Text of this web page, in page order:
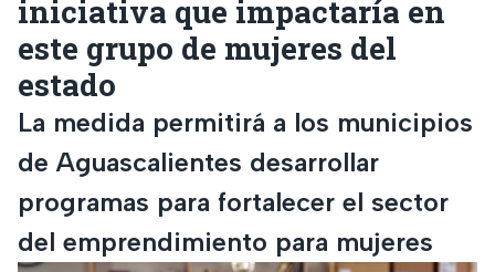
iniciativa que impactaría en
este grupo de mujeres del
estado
La medida permitirá a los municipios
de Aguascalientes desarrollar
programas para fortalecer el sector
del emprendimiento para mujeres